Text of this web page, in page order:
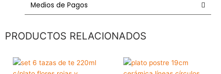
Medios de Pagos
PRODUCTOS RELACIONADOS